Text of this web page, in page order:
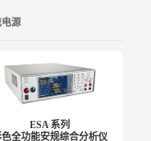
源
ESA 系列
色全功能安规综合分析仪